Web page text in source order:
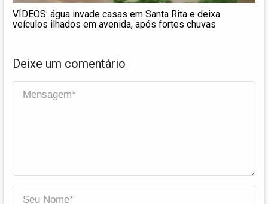
VÍDEOS: água invade casas em Santa Rita e deixa
veículos ilhados em avenida, após fortes chuvas
Deixe um comentário